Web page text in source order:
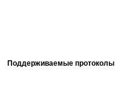
Поддерживаемые протоколы